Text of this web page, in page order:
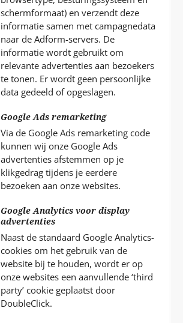
schermformaat) en verzendt deze
informatie samen met campagnedata
naar de Adform-servers. De
informatie wordt gebruikt om
relevante advertenties aan bezoekers
te tonen. Er wordt geen persoonlijke
data gedeeld of opgeslagen.
Google Ads remarketing
Via de Google Ads remarketing code
kunnen wij onze Google Ads
advertenties afstemmen op je
klikgedrag tijdens je eerdere
bezoeken aan onze websites.
Google Analytics voor display
advertenties
Naast de standaard Google Analytics-
cookies om het gebruik van de
website bij te houden, wordt er op
onze websites een aanvullende ‘third
party’ cookie geplaatst door
DoubleClick.